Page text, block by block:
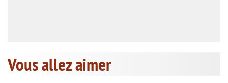
Vous allez aimer